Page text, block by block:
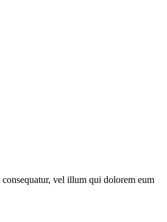
vel illum qui dolorem eum